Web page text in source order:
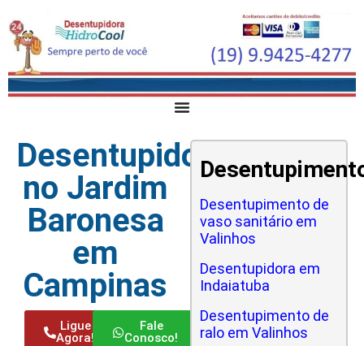
Desentupidora
no Jardim
Baronesa
em
Campinas
Ligue
Agora!
Fale
Conosco!
Desentupimento de
vaso sanitário em
Valinhos
Desentupidora em
Indaiatuba
Desentupimento de
ralo em Valinhos